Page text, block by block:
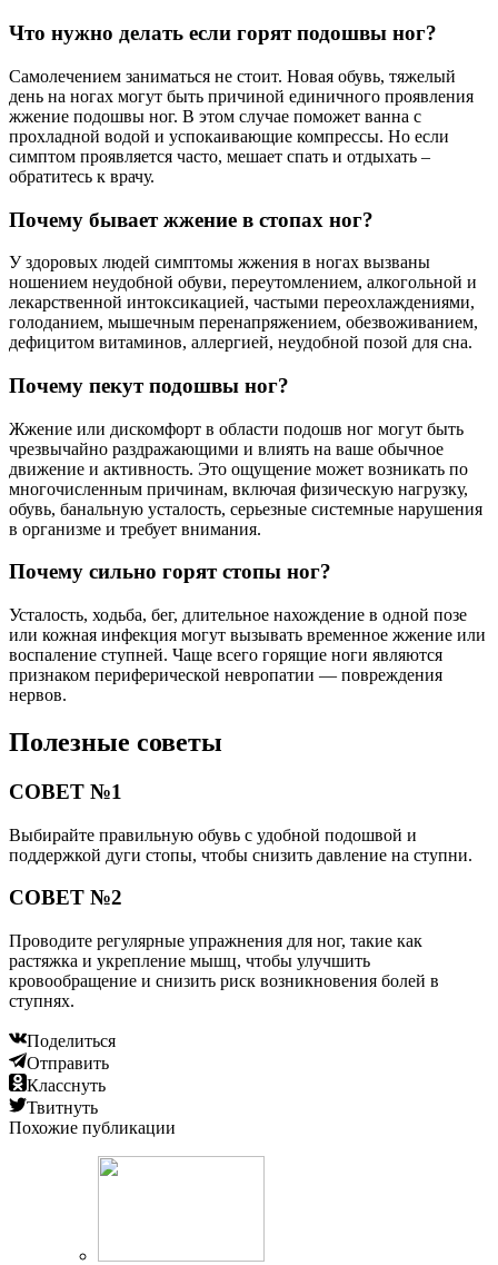
Что нужно делать если горят подошвы ног?
Самолечением заниматься не стоит. Новая обувь, тяжелый
день на ногах могут быть причиной единичного проявления
жжение подошвы ног. В этом случае поможет ванна с
прохладной водой и успокаивающие компрессы. Но если
симптом проявляется часто, мешает спать и отдыхать –
обратитесь к врачу.
Почему бывает жжение в стопах ног?
У здоровых людей симптомы жжения в ногах вызваны
ношением неудобной обуви, переутомлением, алкогольной и
лекарственной интоксикацией, частыми переохлаждениями,
голоданием, мышечным перенапряжением, обезвоживанием,
дефицитом витаминов, аллергией, неудобной позой для сна.
Почему пекут подошвы ног?
Жжение или дискомфорт в области подошв ног могут быть
чрезвычайно раздражающими и влиять на ваше обычное
движение и активность. Это ощущение может возникать по
многочисленным причинам, включая физическую нагрузку,
обувь, банальную усталость, серьезные системные нарушения
в организме и требует внимания.
Почему сильно горят стопы ног?
Усталость, ходьба, бег, длительное нахождение в одной позе
или кожная инфекция могут вызывать временное жжение или
воспаление ступней. Чаще всего горящие ноги являются
признаком периферической невропатии — повреждения
нервов.
Полезные советы
СОВЕТ №1
Выбирайте правильную обувь с удобной подошвой и
поддержкой дуги стопы, чтобы снизить давление на ступни.
СОВЕТ №2
Проводите регулярные упражнения для ног, такие как
растяжка и укрепление мышц, чтобы улучшить
кровообращение и снизить риск возникновения болей в
ступнях.
Поделиться
Отправить
Класснуть
Твитнуть
Похожие публикации